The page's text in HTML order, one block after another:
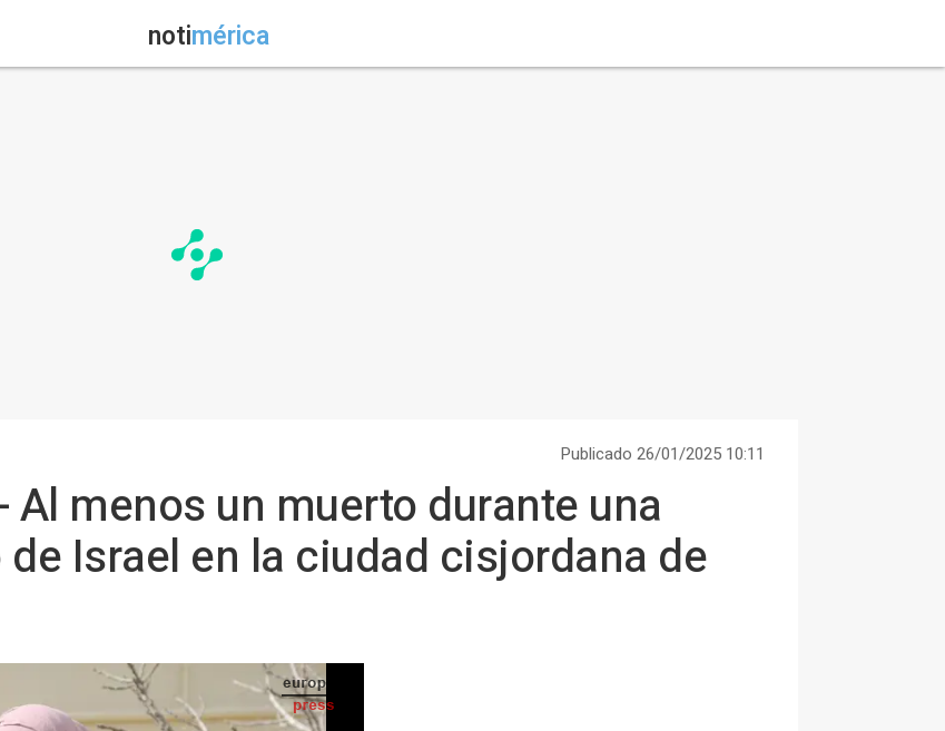
notimérica
Publicado 26/01/2025 10:11
Al menos un muerto durante una
Israel en la ciudad cisjordana de
palestino de Cisjordania. - Europa Press/Contacto/Mohammed Nasser
-